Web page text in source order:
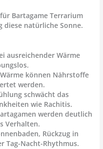
Bartagame Terrarium
diese natürliche Sonne.
ausreichender Wärme
können Nährstoffe
werden.
schwächt das
wie Rachitis.
werden deutlich
Verhalten.
Rückzug in
Tag-Nacht-Rhythmus.